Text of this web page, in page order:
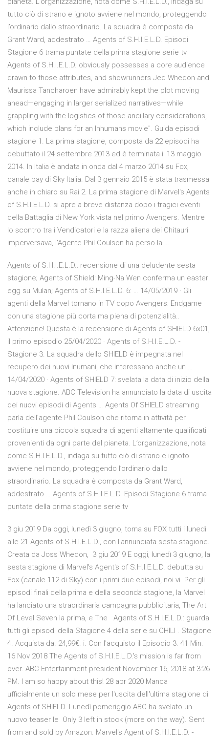
tutto ciò di strano e ignoto avviene nel mondo, proteggendo
l’ordinario dallo straordinario. La squadra è composta da
Grant Ward, addestrato … Agents of S.H.I.E.L.D. Episodi
Stagione 6 trama puntate della prima stagione serie tv
Agents of S.H.I.E.L.D. obviously possesses a core audience
drawn to those attributes, and showrunners Jed Whedon and
Maurissa Tancharoen have admirably kept the plot moving
ahead—engaging in larger serialized narratives—while
grappling with the logistics of those ancillary considerations,
which include plans for an Inhumans movie". Guida episodi
stagione 1. La prima stagione, composta da 22 episodi ha
debuttato il 24 settembre 2013 ed è terminata il 13 maggio
2014. In Italia è andata in onda dal 4 marzo 2014 su Fox,
canale pay di Sky Italia. Dal 3 gennaio 2015 è stata trasmessa
anche in chiaro su Rai 2. La prima stagione di Marvel's Agents
of S.H.I.E.L.D. si apre a breve distanza dopo i tragici eventi
della Battaglia di New York vista nel primo Avengers. Mentre
lo scontro tra i Vendicatori e la razza aliena dei Chitauri
imperversava, l'Agente Phil Coulson ha perso la …
Agents of S.H.I.E.L.D.: recensione di una deludente sesta
stagione; Agents of Shield: Ming-Na Wen conferma un easter
egg su Mulan; Agents of S.H.I.E.L.D. 6: … 14/05/2019 · Gli
agenti della Marvel tornano in TV dopo Avengers: Endgame
con una stagione più corta ma piena di potenzialità..
Attenzione! Questa è la recensione di Agents of SHIELD 6x01,
il primo episodio 25/04/2020 · Agents of S.H.I.E.L.D. -
Stagione 3. La squadra dello SHIELD è impegnata nel
recupero dei nuovi Inumani, che interessano anche un …
14/04/2020 · Agents of SHIELD 7: svelata la data di inizio della
nuova stagione. ABC Television ha annunciato la data di uscita
dei nuovi episodi di Agents … Agents Of SHIELD streaming
parla dell’agente Phil Coulson che ritorna in attività per
costituire una piccola squadra di agenti altamente qualificati
provenienti da ogni parte del pianeta. L’organizzazione, nota
come S.H.I.E.L.D., indaga su tutto ciò di strano e ignoto
avviene nel mondo, proteggendo l’ordinario dallo
straordinario. La squadra è composta da Grant Ward,
addestrato … Agents of S.H.I.E.L.D. Episodi Stagione 6 trama
puntate della prima stagione serie tv
3 giu 2019 Da oggi, lunedì 3 giugno, torna su FOX tutti i lunedì
alle 21 Agents of S.H.I.E.L.D., con l'annunciata sesta stagione.
Creata da Joss Whedon, 3 giu 2019 E oggi, lunedì 3 giugno, la
sesta stagione di Marvel's Agent's of S.H.I.E.L.D. debutta su
Fox (canale 112 di Sky) con i primi due episodi, noi vi Per gli
episodi finali della prima e della seconda stagione, la Marvel
ha lanciato una straordinaria campagna pubblicitaria, The Art
Of Level Seven la prima, e The Agents of S.H.I.E.L.D.: guarda
tutti gli episodi della Stagione 4 della serie su CHILI . Stagione
4. Acquista da. 24,99€. i. Con l'acquisto il Episodio 3. 41 Min.
16 Nov 2018 The Agents of S.H.I.E.L.D.'s mission is far from
over. ABC Entertainment president November 16, 2018 at 3:26
PM. I am so happy about this! 28 apr 2020 Manca
ufficialmente un solo mese per l'uscita dell'ultima stagione di
Agents of SHIELD. Lunedì pomeriggio ABC ha svelato un
nuovo teaser le Only 3 left in stock (more on the way). Sent
from and sold by Amazon. Marvel's Agent of S.H.I.E.L.D. -